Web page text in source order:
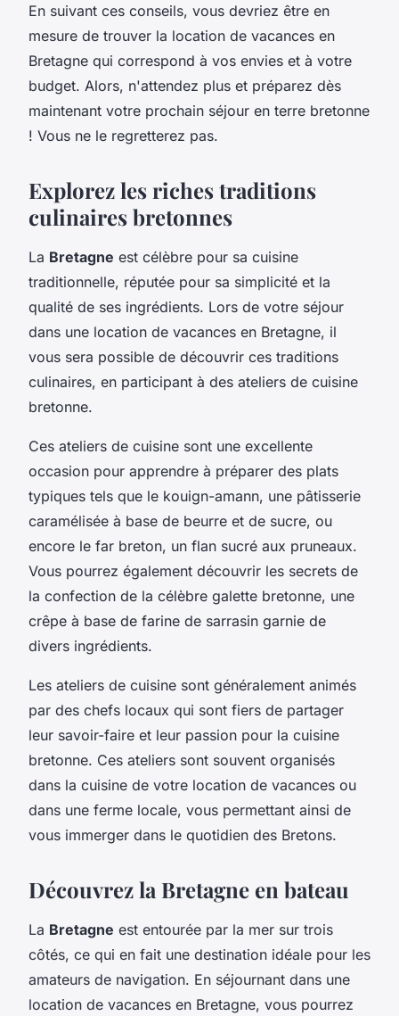
En suivant ces conseils, vous devriez être en
mesure de trouver la location de vacances en
Bretagne qui correspond à vos envies et à votre
budget. Alors, n'attendez plus et préparez dès
maintenant votre prochain séjour en terre bretonne
! Vous ne le regretterez pas.
Explorez les riches traditions
culinaires bretonnes
La Bretagne est célèbre pour sa cuisine
traditionnelle, réputée pour sa simplicité et la
qualité de ses ingrédients. Lors de votre séjour
dans une location de vacances en Bretagne, il
vous sera possible de découvrir ces traditions
culinaires, en participant à des ateliers de cuisine
bretonne.
Ces ateliers de cuisine sont une excellente
occasion pour apprendre à préparer des plats
typiques tels que le kouign-amann, une pâtisserie
caramélisée à base de beurre et de sucre, ou
encore le far breton, un flan sucré aux pruneaux.
Vous pourrez également découvrir les secrets de
la confection de la célèbre galette bretonne, une
crêpe à base de farine de sarrasin garnie de
divers ingrédients.
Les ateliers de cuisine sont généralement animés
par des chefs locaux qui sont fiers de partager
leur savoir-faire et leur passion pour la cuisine
bretonne. Ces ateliers sont souvent organisés
dans la cuisine de votre location de vacances ou
dans une ferme locale, vous permettant ainsi de
vous immerger dans le quotidien des Bretons.
Découvrez la Bretagne en bateau
La Bretagne est entourée par la mer sur trois
côtés, ce qui en fait une destination idéale pour les
amateurs de navigation. En séjournant dans une
location de vacances en Bretagne, vous pourrez